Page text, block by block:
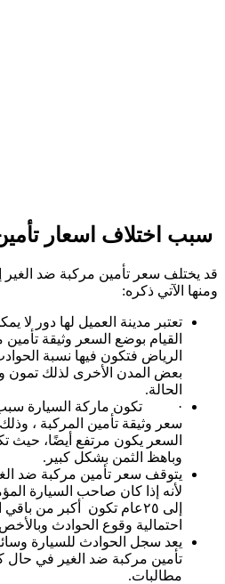
سبب اختلاف اسعار
قد يختلف سعر تأمين مركبة ضد الغير
ومنها الآتي ذكره:
تعتبر مدينة العميل لها دور لا
القيام بوضع السعر وثيقة
الرياض فتكون فيها نسبة
بعض المدن الأخرى لذلك تمون
الحالة.
· تكون ماركة السيارة
سعر وثيقة تأمين المركبة ،
السعر يكون مرتفع أيضًا، حيث
وباهظ الثمن بشكل كبير.
يتوقف سعر تأمين مركبة ضد
إلى ٢٥عام تكون أكبر من
احتمالية وقوع الحوادث
يعد سجل الحوادث للسيارة
تأمين مركبة ضد الغير في حال
مطالبات.